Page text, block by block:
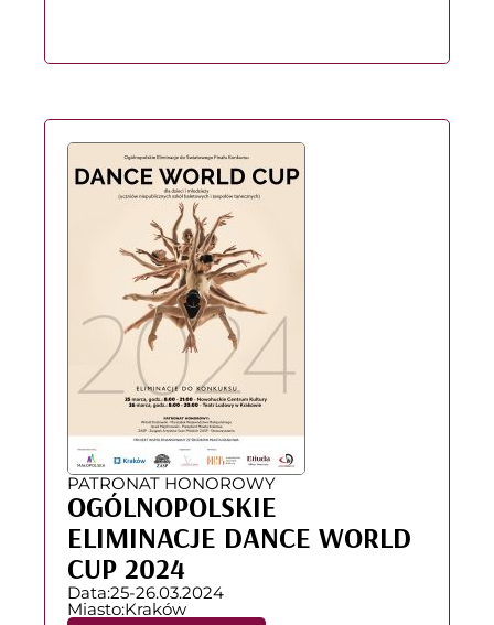
PATRONAT HONOROWY
OGÓLNOPOLSKIE
ELIMINACJE DANCE WORLD
CUP 2024
Data:25-26.03.2024
Miasto:Kraków